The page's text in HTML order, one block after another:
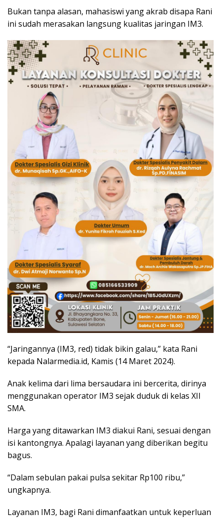
Bukan tanpa alasan, mahasiswi yang akrab disapa Rani
ini sudah merasakan langsung kualitas jaringan IM3.
“Jaringannya (IM3, red) tidak bikin galau,” kata Rani
kepada Nalarmedia.id, Kamis (14 Maret 2024).
Anak kelima dari lima bersaudara ini bercerita, dirinya
menggunakan operator IM3 sejak duduk di kelas XII
SMA.
Harga yang ditawarkan IM3 diakui Rani, sesuai dengan
isi kantongnya. Apalagi layanan yang diberikan begitu
bagus.
“Dalam sebulan pakai pulsa sekitar Rp100 ribu,”
ungkapnya.
Layanan IM3, bagi Rani dimanfaatkan untuk keperluan